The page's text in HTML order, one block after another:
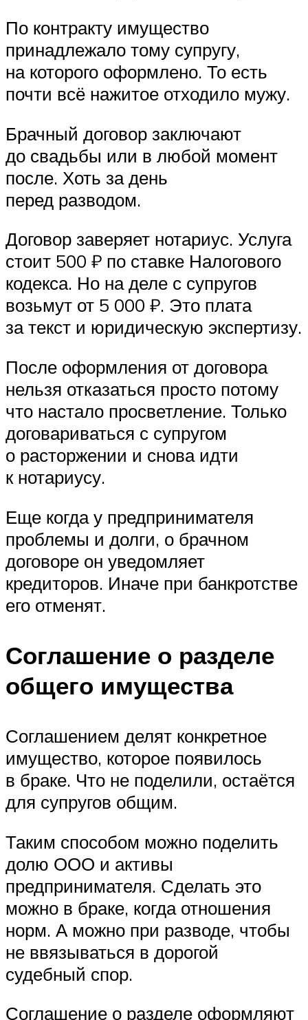
По контракту имущество
принадлежало тому супругу,
на которого оформлено. То есть
почти всё нажитое отходило мужу.
Брачный договор заключают
до свадьбы или в любой момент
после. Хоть за день
перед разводом.
Договор заверяет нотариус. Услуга
стоит 500 ₽ по ставке Налогового
кодекса. Но на деле с супругов
возьмут от 5 000 ₽. Это плата
за текст и юридическую экспертизу.
После оформления от договора
нельзя отказаться просто потому
что настало просветление. Только
договариваться с супругом
о расторжении и снова идти
к нотариусу.
Еще когда у предпринимателя
проблемы и долги, о брачном
договоре он уведомляет
кредиторов. Иначе при банкротстве
его отменят.
Соглашение о разделе
общего имущества
Соглашением делят конкретное
имущество, которое появилось
в браке. Что не поделили, остаётся
для супругов общим.
Таким способом можно поделить
долю ООО и активы
предпринимателя. Сделать это
можно в браке, когда отношения
норм. А можно при разводе, чтобы
не ввязываться в дорогой
судебный спор.
Соглашение о разделе оформляют